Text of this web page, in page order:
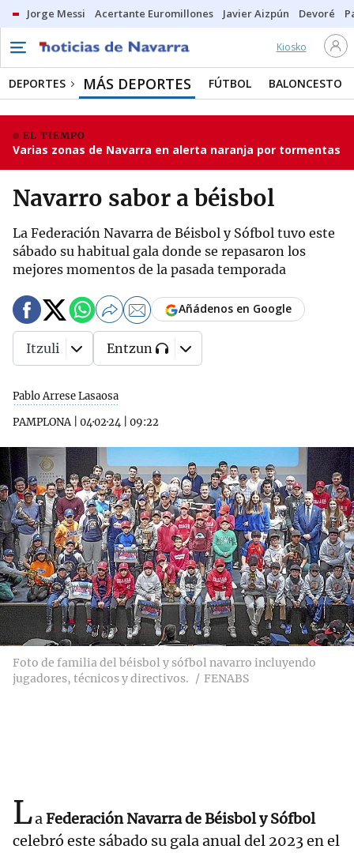
Jorge Messi Acertante Euromillones Javier Aizpún Devoré
Kiosko
DEPORTES MÁS DEPORTES FÚTBOL BALONCESTO
EL TIEMPO
Varias zonas de Navarra en alerta naranja por tormentas
Navarro sabor a béisbol
La Federación Navarra de Béisbol y Sófbol tuvo este
sábado su habitual gala donde se repasaron los
mejores momentos de la pasada temporada
Pablo Arrese Lasaosa
PAMPLONA| 04·02·24 09:22
Añádenos en Google
Itzuli Entzun
Foto de familia del béisbol y sófbol navarro incluyendo
jugadores, técnicos y directivos.
FENABS
LaFederación Navarra de Béisbol y Sófbol
celebró este sábado su gala anual del 2023 en el